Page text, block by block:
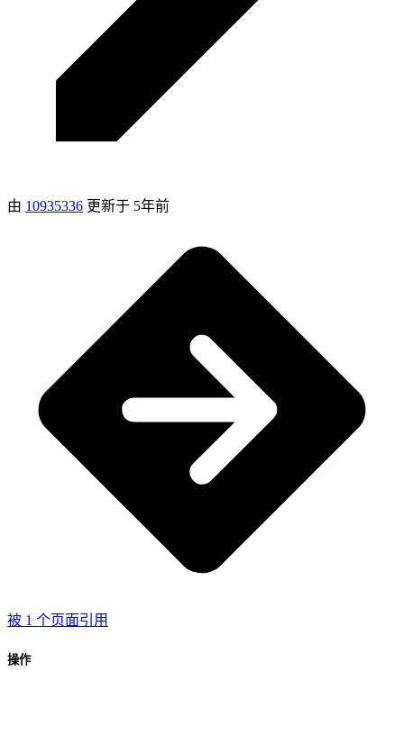
由 10935336 更新于 5年前
被 1 个页面引用
操作